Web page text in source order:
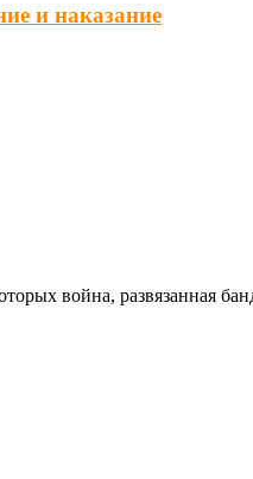
и наказание
война, развязанная